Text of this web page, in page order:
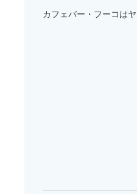
カフェバー・フーコは